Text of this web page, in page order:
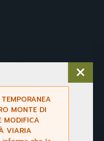
MONTE DI
MODIFICA
VIARIA